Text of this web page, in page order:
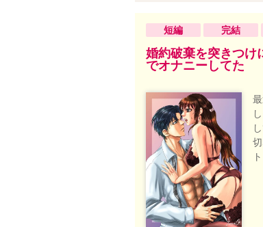
短編 完結
婚約破棄を突きつけ
でオナニーしてた